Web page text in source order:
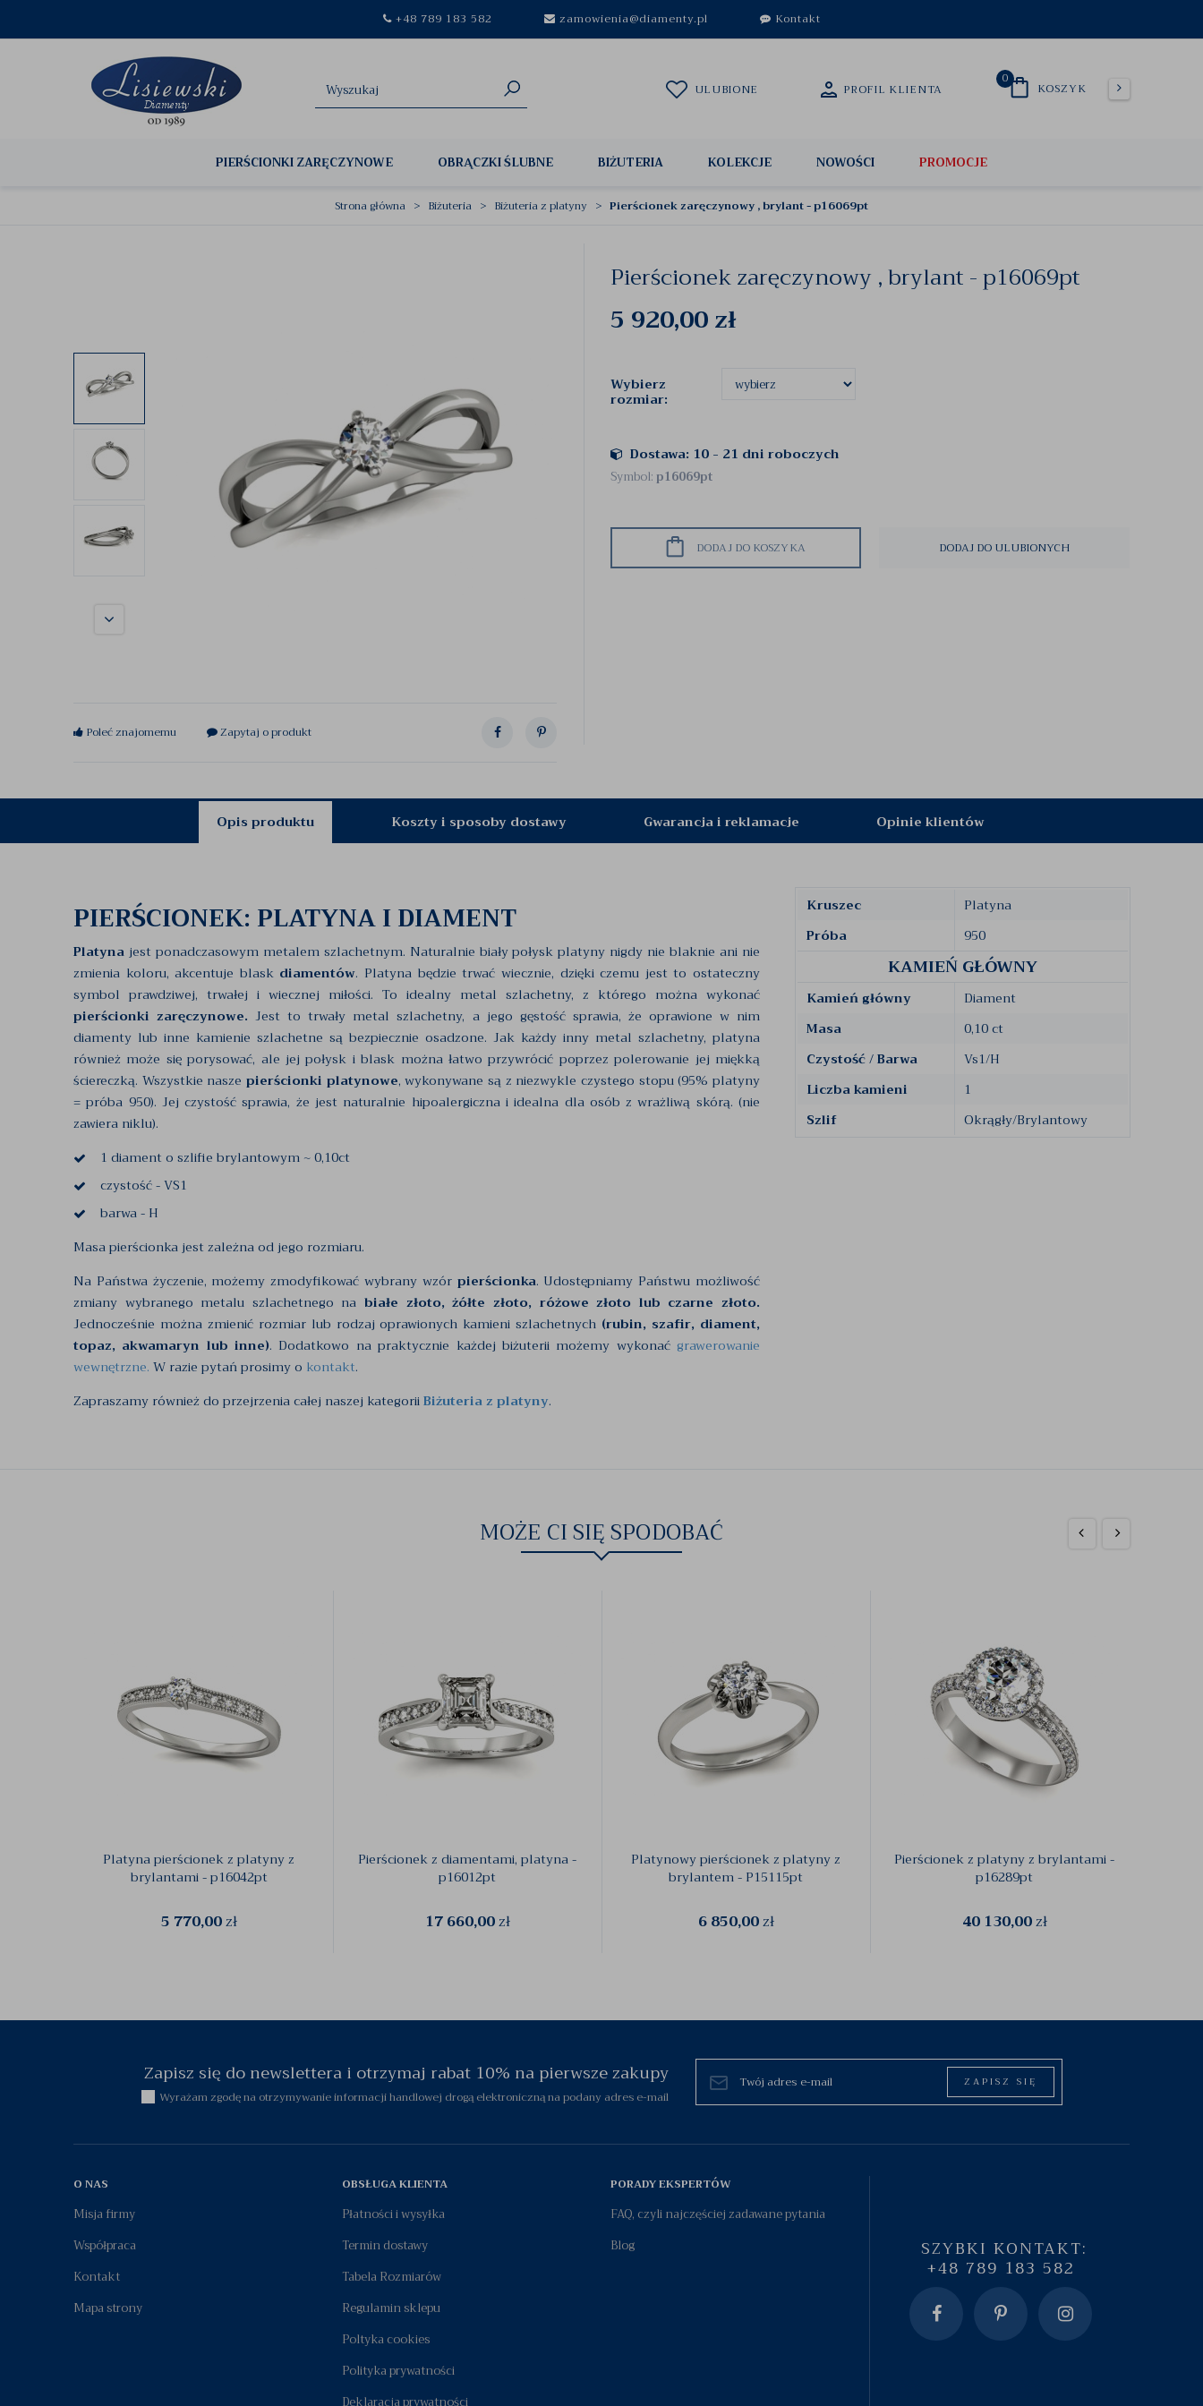
+48 789 183 582 zamowienia@diamenty.pl Kontakt
0
KOSZYK
ULUBIONE PROFIL KLIENTA
PIERŚCIONKI ZARĘCZYNOWE OBRĄCZKI ŚLUBNE BIŻUTERIA KOLEKCJE NOWOŚCI PROMOCJE
Strona główna Biżuteria Biżuteria z platyny Pierścionek zaręczynowy , brylant - p16069pt
Poleć znajomemu Zapytaj o produkt
Pierścionek zaręczynowy , brylant - p16069pt
5 920,00zł
Wybierz
rozmiar:
Dostawa: 10 - 21 dni roboczych
Symbol:p16069pt
DODAJ DO KOSZYKA DODAJ DO ULUBIONYCH
Opis produktu Koszty i sposoby dostawy Gwarancja i reklamacje Opinie klientów
PIERŚCIONEK: PLATYNA I DIAMENT
Platyna jest ponadczasowym metalem szlachetnym. Naturalnie biały połysk platyny nigdy nie blaknie ani nie
zmienia koloru, akcentuje blask diamentów. Platyna będzie trwać wiecznie, dzięki czemu jest to ostateczny
symbol prawdziwej, trwałej i wiecznej miłości. To idealny metal szlachetny, z którego można wykonać
pierścionki zaręczynowe. Jest to trwały metal szlachetny, a jego gęstość sprawia, że oprawione w nim
diamenty lub inne kamienie szlachetne są bezpiecznie osadzone. Jak każdy inny metal szlachetny, platyna
również może się porysować, ale jej połysk i blask można łatwo przywrócić poprzez polerowanie jej miękką
ściereczką. Wszystkie nasze pierścionki platynowe, wykonywane są z niezwykle czystego stopu (95% platyny
= próba 950). Jej czystość sprawia, że jest naturalnie hipoalergiczna i idealna dla osób z wrażliwą skórą. (nie
zawiera niklu).
1 diament o szlifie brylantowym ~ 0,10ct
czystość - VS1
barwa - H
Masa pierścionka jest zależna od jego rozmiaru.
Na Państwa życzenie, możemy zmodyfikować wybrany wzór pierścionka. Udostępniamy Państwu możliwość
zmiany wybranego metalu szlachetnego nabiałe złoto, żółte złoto, różowe złoto lub czarne złoto.
Jednocześnie można zmienić rozmiar lub rodzaj oprawionych kamieni szlachetnych (rubin, szafir, diament,
topaz, akwamaryn lub inne). Dodatkowo na praktycznie każdej biżuterii możemy wykonać grawerowanie
wewnętrzne. W razie pytań prosimy o kontakt.
Zapraszamy również do przejrzenia całej naszej kategoriiBiżuteria z platyny.
Kruszec
Platyna
Próba
950
KAMIEŃ GŁÓWNY
Kamień główny
Diament
Masa
0,10 ct
Czystość / Barwa
Vs1/H
Liczba kamieni
1
Szlif
Okrągły/Brylantowy
MOŻE CI SIĘ SPODOBAĆ
Platyna pierścionek z platyny z
brylantami - p16042pt
5 770,00zł
Pierścionek z diamentami, platyna -
p16012pt
17 660,00zł
Platynowy pierścionek z platyny z
brylantem - P15115pt
6 850,00zł
Pierścionek z platyny z brylantami -
p16289pt
40 130,00zł
Zapisz się do newslettera i otrzymaj rabat 10% na pierwsze zakupy
Wyrażam zgodę na otrzymywanie informacji handlowej drogą elektroniczną na podany adres e-mail
ZAPISZ SIĘ
O NAS
Misja firmy
Współpraca
Kontakt
Mapa strony
OBSŁUGA KLIENTA
Płatności i wysyłka
Termin dostawy
Tabela Rozmiarów
Regulamin sklepu
Poltyka cookies
Polityka prywatności
PORADY EKSPERTÓW
FAQ, czyli najczęściej zadawane pytania
Blog
SZYBKI KONTAKT:
+48 789 183 582